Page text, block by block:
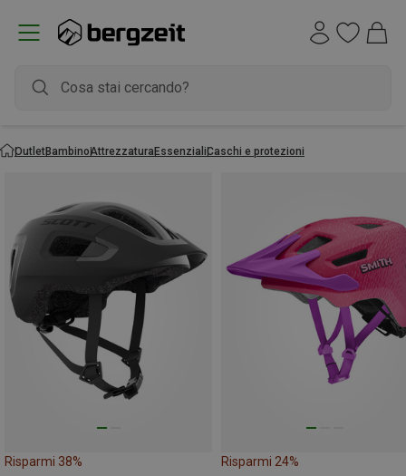
OutletBambinoAttrezzaturaEssenzialiCaschi e protezioni
Risparmi 38% Risparmi 24%